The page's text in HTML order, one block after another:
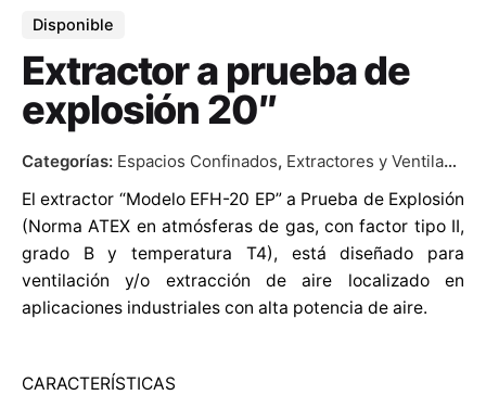
Disponible
Extractor a prueba de
explosión 20″
Categorías: Espacios Confinados, Extractores y Ventiladores
El extractor “Modelo EFH-20 EP” a Prueba de Explosión
(Norma ATEX en atmósferas de gas, con factor tipo II,
grado B y temperatura T4), está diseñado para
ventilación y/o extracción de aire localizado en
aplicaciones industriales con alta potencia de aire.
CARACTERÍSTICAS